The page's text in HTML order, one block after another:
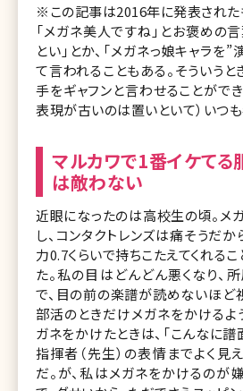
※この記事は2016年に発表された
「メガネ美人ですね」とお褒めの
とい」とか、「メガネっ娘キャラを
て言われることもある。そういう
手をギャフンと言わせることができ
表現が古いのは置いといて）いつも
マルカワで1番イケてる
は敵わない
近眼になったのは高校生の頃。メ
し、コンタクトレンズは痛そうだ
力0.7くらいで持ちこたえてくれる
た。私の目はどんどん悪くなり、
で、目の前の楽譜が読めないほど
部活のときだけメガネをかけるよ
ガネをかけたときは、「こんなに
指揮者（先生）の表情までよく見
だ。が、私はメガネをかけるのが